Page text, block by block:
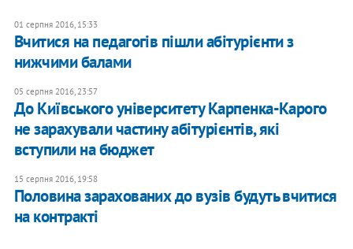
01 серпня 2016, 15:33
Вчитися на педагогів пішли абітурієнти з
нижчими балами
05 серпня 2016, 23:57
До Київського університету Карпенка-Карого
не зарахували частину абітурієнтів, які
вступили на бюджет
15 серпня 2016, 19:58
Половина зарахованих до вузів будуть вчитися
на контракті